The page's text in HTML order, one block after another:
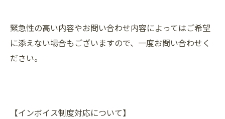
緊急性の高い内容やお問い合わせ内容によってはご希望
に添えない場合もございますので、一度お問い合わせく
ださい。
【インボイス制度対応について】